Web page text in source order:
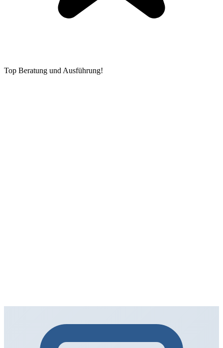
Top Beratung und Ausführung!